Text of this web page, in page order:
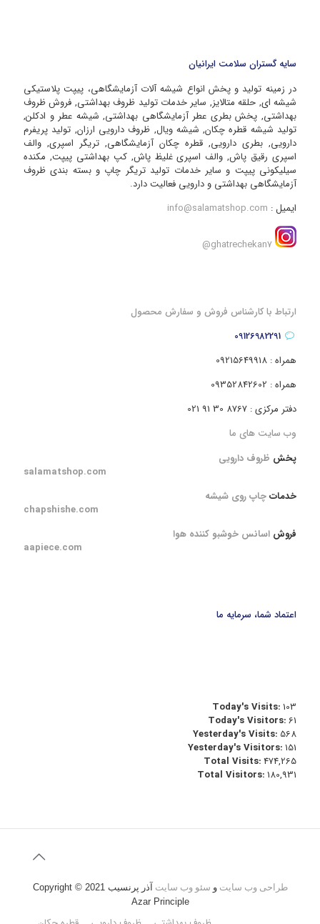
سایه گستران سلامت ایرانیان
در زمینه تولید و پخش انواع شیشه آلات آزمایشگاهی، پیپت پلاستیکی
شیشه ای, حلقه متالایز, سایر خدمات تولید ظروف بهداشتی, فروش ظروف
بهداشتی, پخش بطری عطر آزمایشگاهی بهداشتی, شیشه عطر و ادکلن,
تولید شیشه قطره چکان, شیشه ویال, ظروف دارویی ارزان, تولید پریفرم
دارویی, بطری دارویی, قطره چکان آزمایشگاهی, تریگر اسپری, والف
اسپری رقیق پاش, والف اسپری غلیظ پاش, کپ بهداشتی پیپت, مکنده
سیلیکونی پیپت و سایر خدمات تولید تریگر چاپ و بسته بندی ظروف
آزمایشگاهی بهداشتی و دارویی فعالیت دارد.
ایمیل : info@salamatshop.com
ghatrechekan7@
ارتباط با کارشناس فروش و سفارش محصول
09126982291
همراه : 09215649918
همراه : 09352842602
دفتر مرکزی : 8767 30 91 021
وب سایت های ما
پخش ظروف دارویی
salamatshop.com
خدماتچاپ روی شیشه
chapshishe.com
فروش اسانس خوشبو کننده هوا
aapiece.com
اعتماد شما، سرمایه ما
Today's Visits:103
Today's Visitors:61
Yesterday's Visits: 568
Yesterday's Visitors:151
Total Visits:474,265
Total Visitors:180,931
طراحی وب سایت و سئو وب سایت آذر پرنسیب Copyright © 2021
Azar Principle